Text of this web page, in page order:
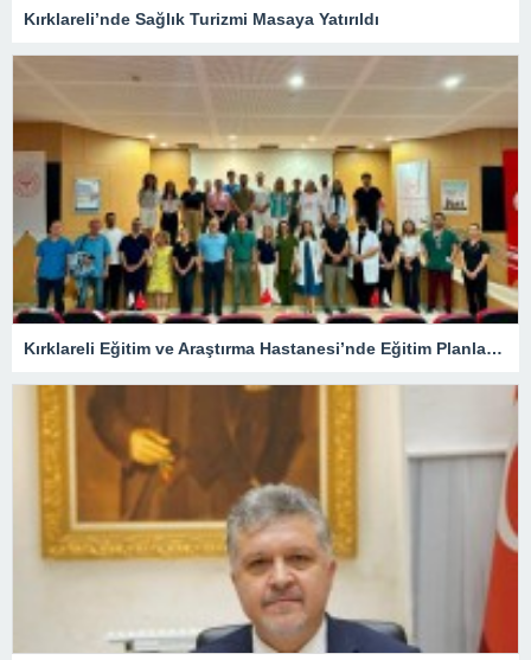
Kırklareli’nde Sağlık Turizmi Masaya Yatırıldı
Kırklareli Eğitim ve Araştırma Hastanesi’nde Eğitim Planlaması Masaya Yatırıldı